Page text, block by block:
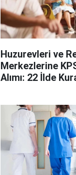
Huzurevleri ve
Merkezlerine
Alımı: 22 İlde